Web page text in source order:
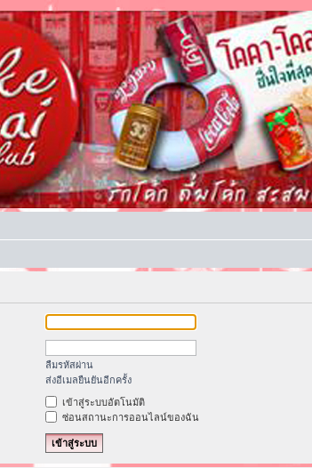
ลืมรหัสผ่าน
ส่งอีเมลยืนยันอีกครั้ง
เข้าสู่ระบบอัตโนมัติ
ซ่อนสถานะการออนไลน์ของฉัน